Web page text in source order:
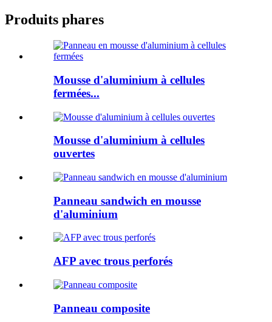
Produits phares
Mousse d'aluminium à cellules
fermées...
Mousse d'aluminium à cellules
ouvertes
Panneau sandwich en mousse
d'aluminium
AFP avec trous perforés
Panneau composite